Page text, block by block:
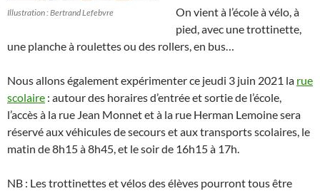
Illustration : Bertrand Lefebvre
On vient à l’école à vélo, à
pied, avec une trottinette,
une planche à roulettes ou des rollers, en bus…
Nous allons également expérimenter ce jeudi 3 juin 2021 la rue
scolaire : autour des horaires d’entrée et sortie de l’école,
l’accès à la rue Jean Monnet et à la rue Herman Lemoine sera
réservé aux véhicules de secours et aux transports scolaires, le
matin de 8h15 à 8h45, et le soir de 16h15 à 17h.
NB : Les trottinettes et vélos des élèves pourront tous être